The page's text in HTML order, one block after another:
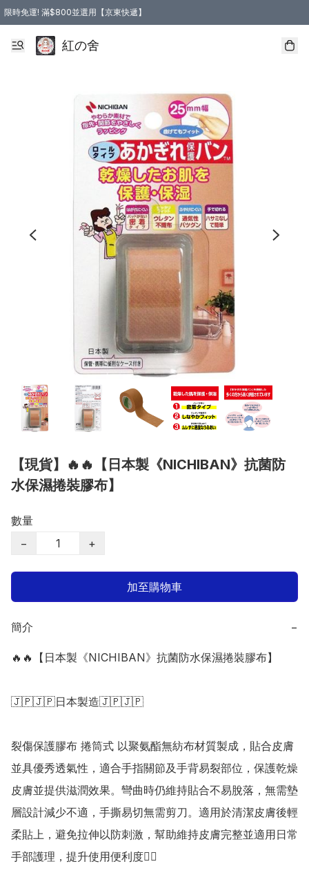
限時免運! 滿$800並選用【京東快遞】
紅の舍
【現貨】🔥🔥【日本製《NICHIBAN》抗菌防
水保濕捲裝膠布】
數量
−
+
加至購物車
簡介 −
🔥🔥【日本製《NICHIBAN》抗菌防水保濕捲裝膠布】
🇯🇵🇯🇵日本製造🇯🇵🇯🇵
裂傷保護膠布 捲筒式 以聚氨酯無紡布材質製成，貼合皮膚
並具優秀透氣性，適合手指關節及手背易裂部位，保護乾燥
皮膚並提供滋潤效果。彎曲時仍維持貼合不易脫落，無需墊
層設計減少不適，手撕易切無需剪刀。適用於清潔皮膚後輕
柔貼上，避免拉伸以防刺激，幫助維持皮膚完整並適用日常
手部護理，提升使用便利度👍🏻